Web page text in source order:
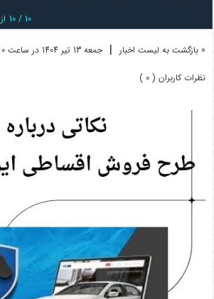
10 / 10 از
« بازگشت به لیست اخبار | جمعه 13 تير 1404 در ساعت 0 و 0 دقیقه
نظرات کاربران ( 0 )